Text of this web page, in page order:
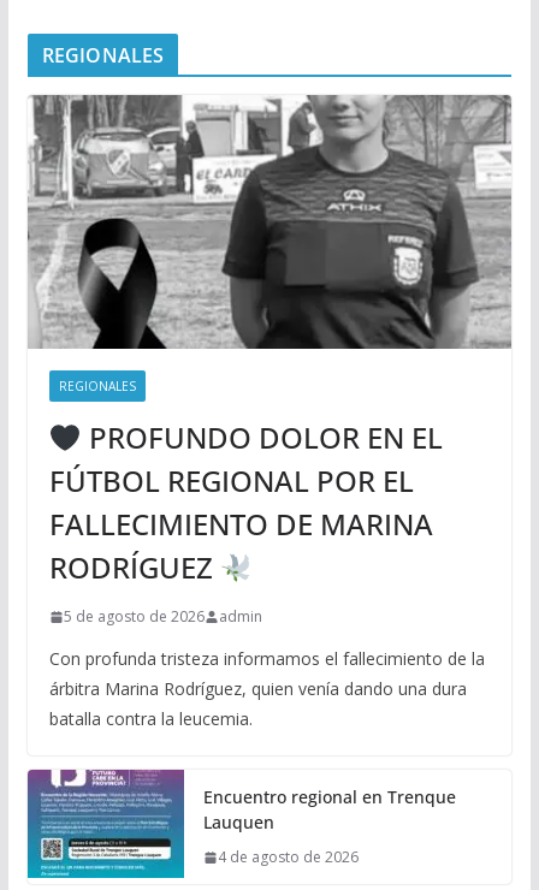
REGIONALES
REGIONALES
PROFUNDO DOLOR EN EL
FÚTBOL REGIONAL POR EL
FALLECIMIENTO DE MARINA
RODRÍGUEZ
5 de agosto de 2026 admin
Con profunda tristeza informamos el fallecimiento de la
árbitra Marina Rodríguez, quien venía dando una dura
batalla contra la leucemia.
Encuentro regional en Trenque
Lauquen
4 de agosto de 2026